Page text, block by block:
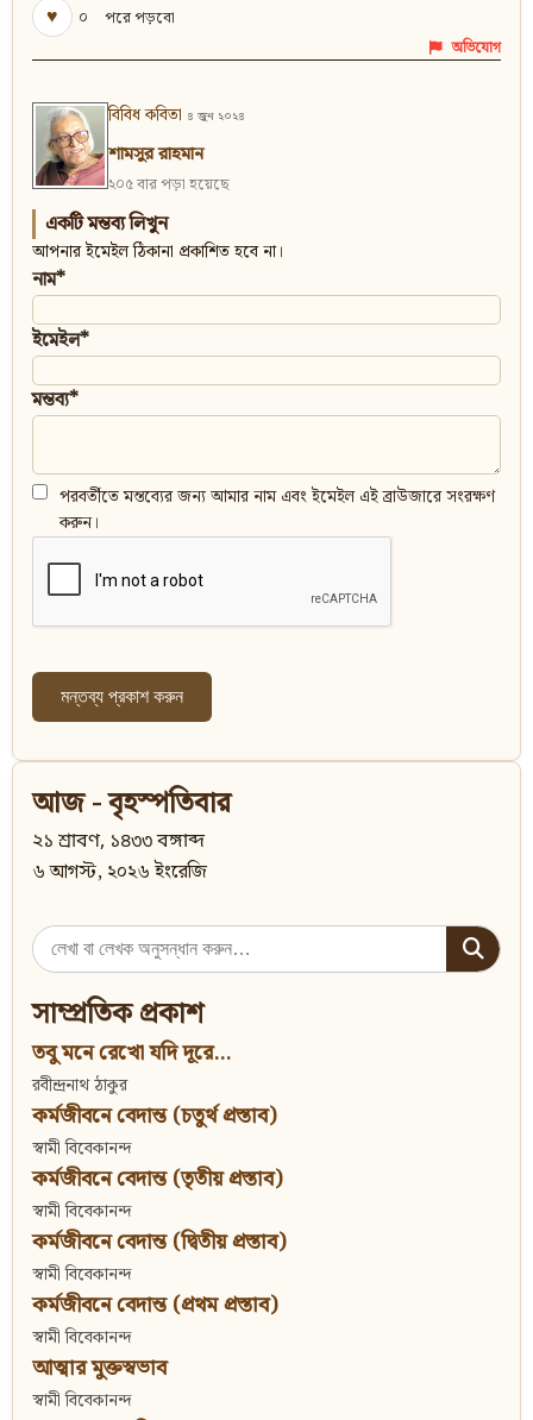
♥
০ পরে পড়বো
অভিযোগ
বিবিধ কবিতা ৪ জুন ২০২৪
শামসুর রাহমান
২০৫ বার পড়া হয়েছে
একটি মন্তব্য লিখুন
আপনার ইমেইল ঠিকানা প্রকাশিত হবে না।
নাম*
ইমেইল*
মন্তব্য*
পরবর্তীতে মন্তব্যের জন্য আমার নাম এবং ইমেইল এই ব্রাউজারে সংরক্ষণ
করুন।
আজ - বৃহস্পতিবার
২১ শ্রাবণ, ১৪৩৩ বঙ্গাব্দ
৬ আগস্ট, ২০২৬ ইংরেজি
Search
for:
সাম্প্রতিক প্রকাশ
তবু মনে রেখো যদি দূরে...
রবীন্দ্রনাথ ঠাকুর
কর্মজীবনে বেদান্ত (চতুর্থ প্রস্তাব)
স্বামী বিবেকানন্দ
কর্মজীবনে বেদান্ত (তৃতীয় প্রস্তাব)
স্বামী বিবেকানন্দ
কর্মজীবনে বেদান্ত (দ্বিতীয় প্রস্তাব)
স্বামী বিবেকানন্দ
কর্মজীবনে বেদান্ত (প্রথম প্রস্তাব)
স্বামী বিবেকানন্দ
আত্মার মুক্তস্বভাব
স্বামী বিবেকানন্দ